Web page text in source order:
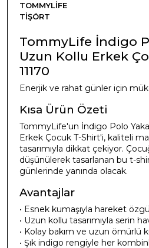
TOMMYLIFE
TIŞÖRT
TommyLife İndigo
Uzun Kollu Erkek
11170
Enerjik ve rahat günler için
Kısa Ürün Özeti
TommyLife'un İndigo Polo
Erkek Çocuk T-Shirt'i, kaliteli
tasarımıyla dikkat çekiyor.
düşünülerek tasarlanan bu t-
günlerinde yanında olacak.
Avantajlar
• Esnek kumaşıyla hareket
• Uzun kollu tasarımıyla serin
• Kolay bakım ve uzun ömürlü
• Şık indigo rengiyle her